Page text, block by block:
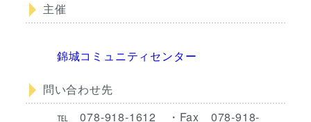
主催
錦城コミュニティセンター
問い合わせ先
℡ 078-918-1612 ・Fax 078-918-